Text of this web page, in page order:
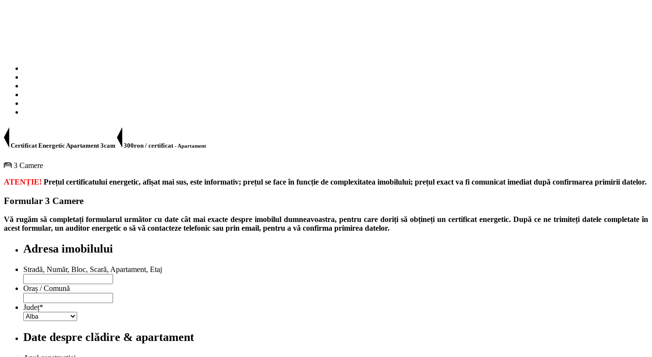
Certificat Energetic Apartament 3cam 300ron / certificat - Apartament
3 Camere
ATENȚIE! Prețul certificatului energetic, afișat mai sus, este informativ; prețul se face în funcție de complexitatea imobilului; prețul exact va fi comunicat imediat după confirmarea primirii datelor.
Formular 3 Camere
Vă rugăm să completați formularul următor cu date cât mai exacte despre imobilul dumneavoastra, pentru care doriți să obțineți un certificat energetic. După ce ne trimiteți datele completate în
acest formular, un auditor energetic o să vă contacteze telefonic sau prin email, pentru a vă confirma primirea datelor.
Adresa imobilului
Stradă, Număr, Bloc, Scară, Apartament, Etaj
Oraș / Comună
Județ*
Date despre clădire & apartament